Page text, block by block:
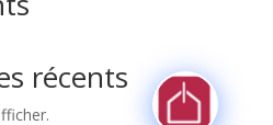
récents